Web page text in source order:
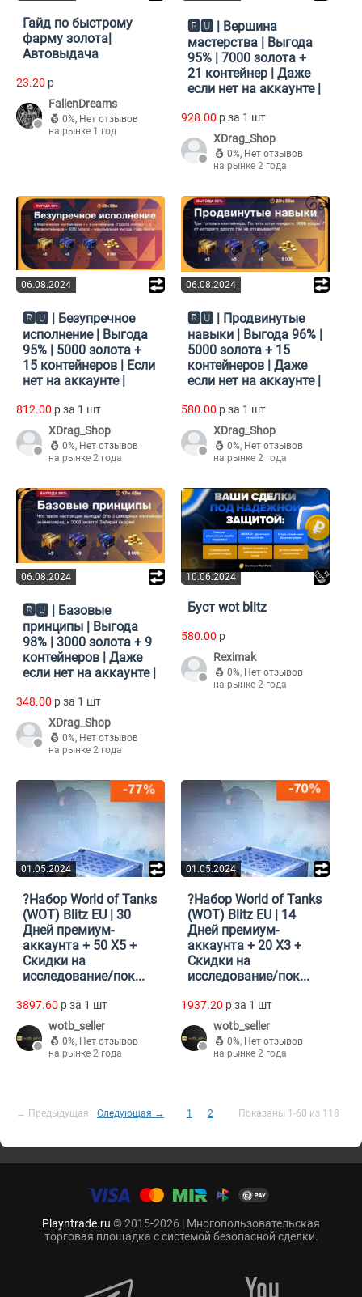
Гайд по быстрому
фарму золота|
Автовыдача
23.20 p
FallenDreams
0%, Нет отзывов
на рынке 1 год
🆁🆄 | Вершина
мастерства | Выгода
95% | 7000 золота +
21 контейнер | Даже
если нет на аккаунте |
928.00 p за 1 шт
XDrag_Shop
0%, Нет отзывов
на рынке 2 года
06.08.2024
🆁🆄 | Безупречное
исполнение | Выгода
95% | 5000 золота +
15 контейнеров | Если
нет на аккаунте |
812.00 p за 1 шт
XDrag_Shop
0%, Нет отзывов
на рынке 2 года
06.08.2024
🆁🆄 | Продвинутые
навыки | Выгода 96% |
5000 золота + 15
контейнеров | Даже
если нет на аккаунте |
580.00 p за 1 шт
XDrag_Shop
0%, Нет отзывов
на рынке 2 года
06.08.2024
🆁🆄 | Базовые
принципы | Выгода
98% | 3000 золота + 9
контейнеров | Даже
если нет на аккаунте |
348.00 p за 1 шт
XDrag_Shop
0%, Нет отзывов
на рынке 2 года
10.06.2024
Буст wot blitz
580.00 p
Reximak
0%, Нет отзывов
на рынке 2 года
01.05.2024
?Набор World of Tanks
(WOT) Blitz EU | 30
Дней премиум-
аккаунта + 50 Х5 +
Скидки на
исследование/пок...
3897.60 p за 1 шт
wotb_seller
0%, Нет отзывов
на рынке 2 года
01.05.2024
?Набор World of Tanks
(WOT) Blitz EU | 14
Дней премиум-
аккаунта + 20 Х3 +
Скидки на
исследование/пок...
1937.20 p за 1 шт
wotb_seller
0%, Нет отзывов
на рынке 2 года
← Предыдущая Следующая → 1 2 Показаны 1-60 из 118
Playntrade.ru © 2015-2026 | Многопользовательская
торговая площадка с системой безопасной сделки.